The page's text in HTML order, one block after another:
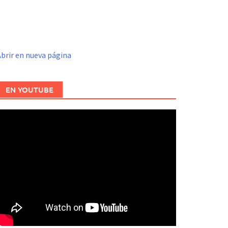
en nueva página
EN YOUTUBE